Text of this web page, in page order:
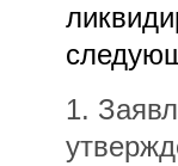
1.